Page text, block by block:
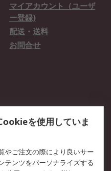
マイアカウント（ユーザ
ー登録)
配送・送料
お問合せ
を使用していま
やご注文の際により良いサー
テンツをパーソナライズする